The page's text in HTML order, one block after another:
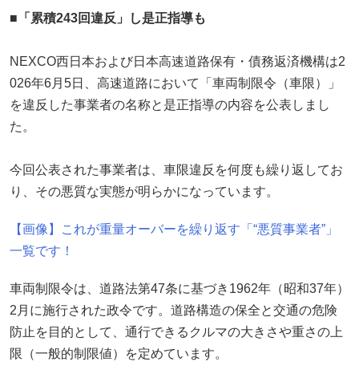
■「累積243回違反」し是正指導も
NEXCO西日本および日本高速道路保有・債務返済機構は2
026年6月5日、高速道路において「車両制限令（車限）」
を違反した事業者の名称と是正指導の内容を公表しまし
た。
今回公表された事業者は、車限違反を何度も繰り返してお
り、その悪質な実態が明らかになっています。
【画像】これが重量オーバーを繰り返す「“悪質事業者”」
一覧です！
車両制限令は、道路法第47条に基づき1962年（昭和37年）
2月に施行された政令です。道路構造の保全と交通の危険
防止を目的として、通行できるクルマの大きさや重さの上
限（一般的制限値）を定めています。